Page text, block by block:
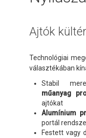
Ajtók
Technológiai
választékában
Stabil
műanyag
ajtókat
Alumínium
portál
Festett vagy